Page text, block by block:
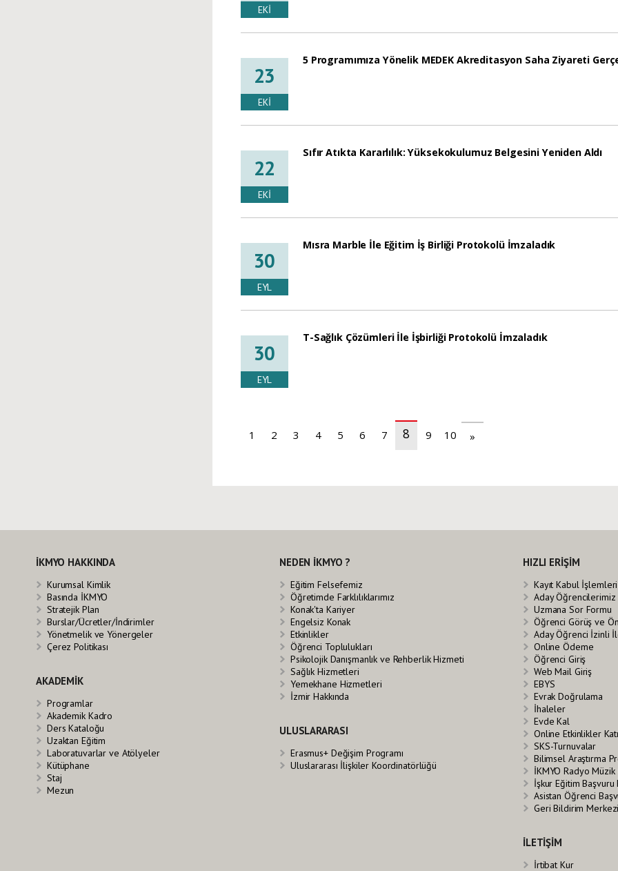
EKI
23
EKI
5 Programımıza Yönelik MEDEK Akreditasyon Saha Ziyareti
22
EKI
Sıfır Atıkta Kararlılık: Yüksekokulumuz Belgesini Yeniden Aldı
30
EYL
Mısra Marble İle Eğitim İş Birliği Protokolü İmzaladık
30
EYL
T-Sağlık Çözümleri İle İşbirliği Protokolü İmzaladık
1 2 3 4 5 6 7
8
9 10 »
İKMYO HAKKINDA
Kurumsal Kimlik
Basında İKMYO
Stratejik Plan
Burslar/Ücretler/İndirimler
Yönetmelik ve Yönergeler
Çerez Politikası
NEDEN İKMYO ?
Eğitim Felsefemiz
Öğretimde Farklılıklarımız
Konak'ta Kariyer
Engelsiz Konak
Etkinlikler
Öğrenci Toplulukları
Psikolojik Danışmanlık ve Rehberlik Hizmeti
Sağlık Hizmetleri
Yemekhane Hizmetleri
İzmir Hakkında
HIZLI ERİŞİM
Kayıt Kabul İşlemleri
Aday Öğrencilerimiz
Uzmana Sor Formu
Öğrenci Görüş ve
Aday Öğrenci İzinli
Online Ödeme
Öğrenci Giriş
Web Mail Giriş
EBYS
Evrak Doğrulama
İhaleler
Evde Kal
Online Etkinlikler
SKS-Turnuvalar
Bilimsel Araştırma
İKMYO Radyo
İşkur Eğitim Başvuru
Asistan Öğrenci
Geri Bildirim Merkezi
AKADEMİK
Programlar
Akademik Kadro
Ders Kataloğu
Uzaktan Eğitim
Laboratuvarlar ve Atölyeler
Kütüphane
Staj
Mezun
ULUSLARARASI
Erasmus+ Değişim Programı
Uluslararası İlişkiler Koordinatörlüğü
İLETİŞİM
İrtibat Kur